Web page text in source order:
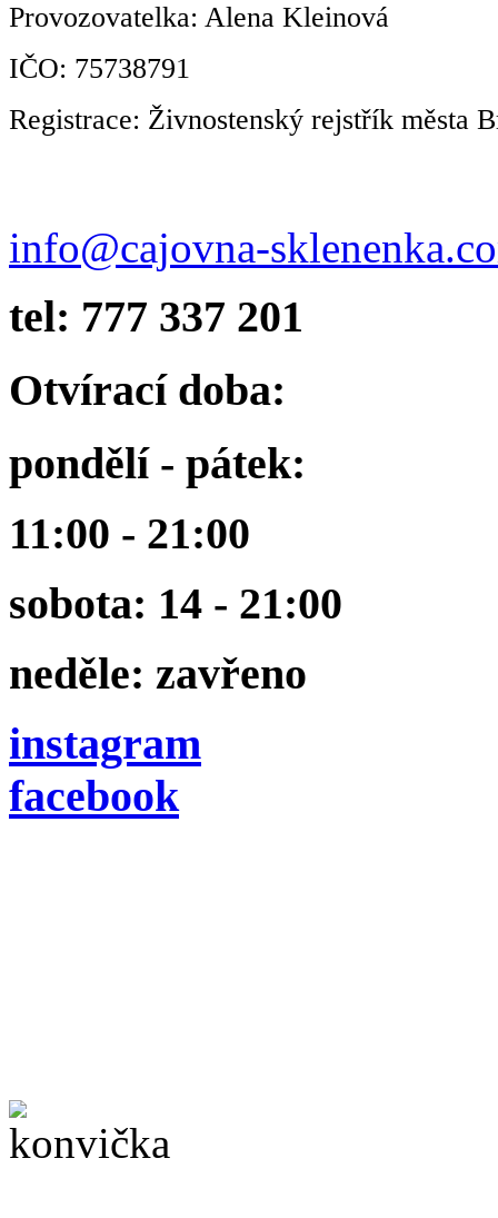
Provozovatelka: Alena Kleinová
IČO: 75738791
Registrace: Živnostenský rejstřík města
info@cajovna-
tel: 777 337 201
Otvírací doba:
pondělí - pátek:
11:00 - 21:00
sobota: 14 - 21:00
neděle: zavřeno
instagram
facebook